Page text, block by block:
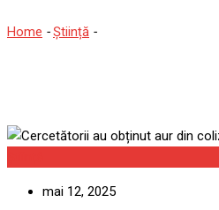
Home -Știință -
mai 12, 2025